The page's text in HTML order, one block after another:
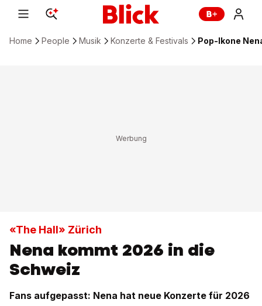
Home People Musik Konzerte & Festivals Pop-Ikone
«The Hall» Zürich
Nena kommt 2026 in die
Schweiz
Fans aufgepasst: Nena hat neue Konzerte für 2026